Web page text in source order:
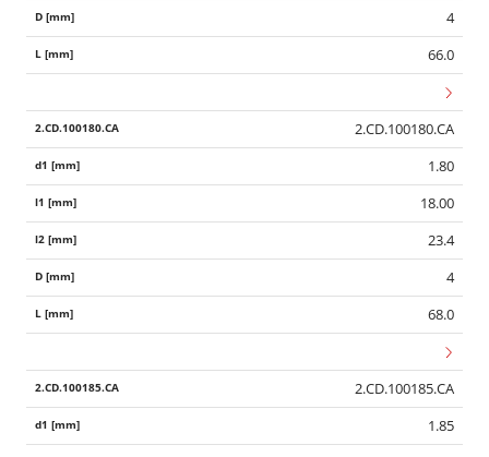
4
66.0
2.CD.100180.CA
1.80
18.00
23.4
4
68.0
2.CD.100185.CA
1.85